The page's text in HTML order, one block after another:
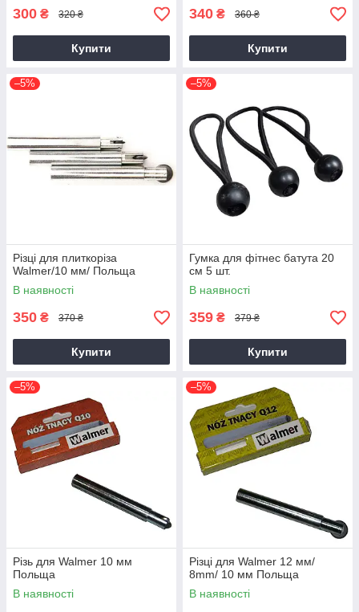
300 ₴ 320 ₴
Купити
340 ₴ 360 ₴
Купити
–5%
Різці для плиткоріза
Walmer/10 мм/ Польща
В наявності
350 ₴ 370 ₴
Купити
–5%
Гумка для фітнес батута 20
см 5 шт.
В наявності
359 ₴ 379 ₴
Купити
–5%
Різь для Walmer 10 мм
Польща
В наявності
–5%
Різці для Walmer 12 мм/
8mm/ 10 мм Польща
В наявності